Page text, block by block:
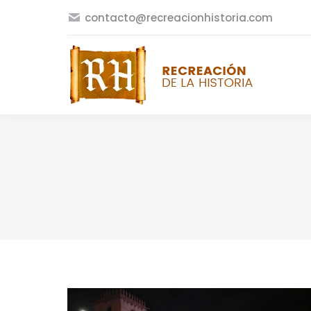
contacto@recreacionhistoria.com